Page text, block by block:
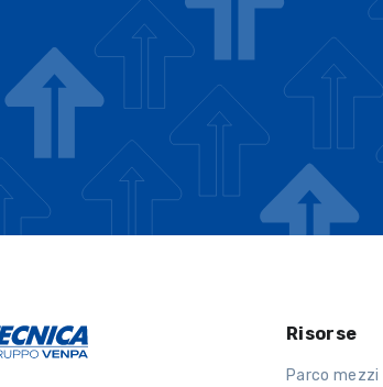
Risorse
Parco mezzi